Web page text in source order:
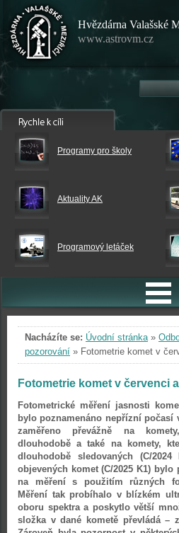
Hvězdárna Valašské
www.astrovm.cz
Programy pro školy
Aktuality AK
Programový letáček
Nacházíte se: Úvodní stránka»
pozorování » Fotometrie komet v
Fotometrie komet v červenci
Fotometrické měření jasnosti
bylo poznamenáno nepřízní
zaměřeno převážně na
dlouhodobě a také na komety,
dlouhodobě sledovaných (C/
objevených komet (C/2025 K1)
na měření s použitím různých
Měření tak probíhalo v blízkém
oboru spektra a poskytlo větší
složka v dané kometě převládá –